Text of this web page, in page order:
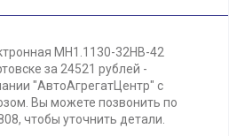
МН1.1130-32НВ-42
за 24521 рублей -
"АвтоАгрегатЦентр" с
Вы можете позвонить по
чтобы уточнить детали.